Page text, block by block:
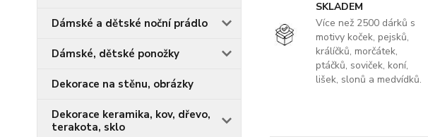
Dámské a dětské noční prádlo
Dámské, dětské ponožky
Dekorace na stěnu, obrázky
Dekorace keramika, kov, dřevo,
terakota, sklo
SKLADEM
Více než 2500 dárků s
motivy koček, pejsků,
králíčků, morčátek,
ptáčků, soviček, koní,
lišek, slonů a medvídků.